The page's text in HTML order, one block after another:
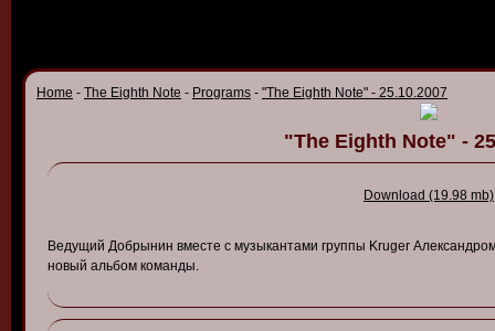
Home - The Eighth Note - Programs - "The Eighth Note" - 25.10.2007
"The Eighth Note" -
Download (19.98 mb)
Ведущий Добрынин вместе с музыкантами группы Kruger
новый альбом команды.